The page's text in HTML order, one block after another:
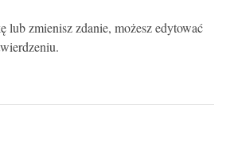
lub zmienisz zdanie, możesz edytować